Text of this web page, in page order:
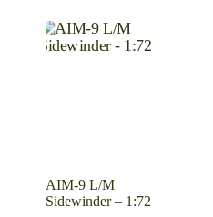
AIM-9 L/M
Sidewinder – 1:72